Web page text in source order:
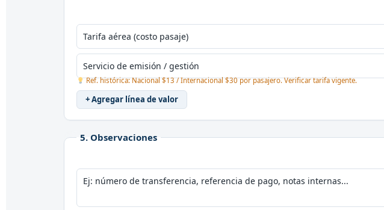
Ref. histórica: Nacional $13 / Internacional $30 por pasajero. Verificar tarifa vigente.
+ Agregar línea de valor
5. Observaciones